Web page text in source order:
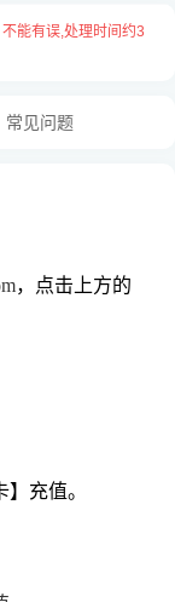
能有误,处理时间约3
常见问题
，点击上方的
充值。